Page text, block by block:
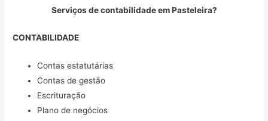
Serviços de contabilidade em Pasteleira?
CONTABILIDADE
Contas estatutárias
Contas de gestão
Escrituração
Plano de negócios